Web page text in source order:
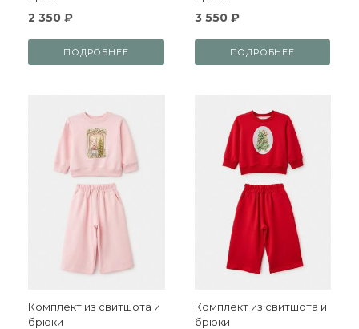
2 350 ₽
ПОДРОБНЕЕ
3 550 ₽
ПОДРОБНЕЕ
Комплект из свитшота и
брюки
Комплект из свитшота и
брюки